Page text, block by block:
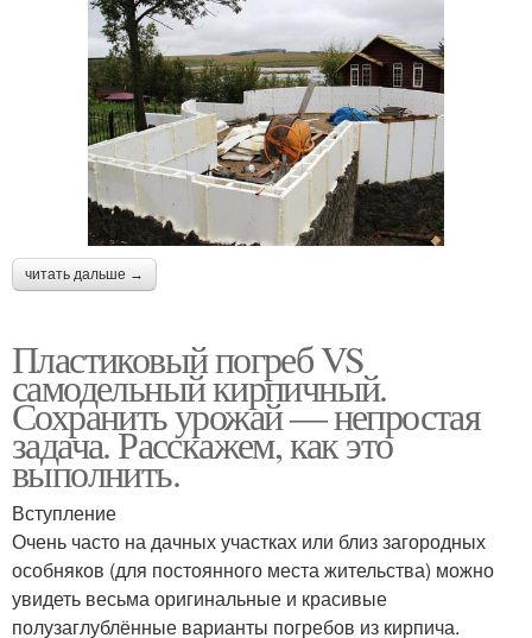
читать дальше →
Пластиковый погреб VS
самодельный кирпичный.
Сохранить урожай — непростая
задача. Расскажем, как это
выполнить.
Вступление
Очень часто на дачных участках или близ загородных
особняков (для постоянного места жительства) можно
увидеть весьма оригинальные и красивые
полузаглублённые варианты погребов из кирпича.